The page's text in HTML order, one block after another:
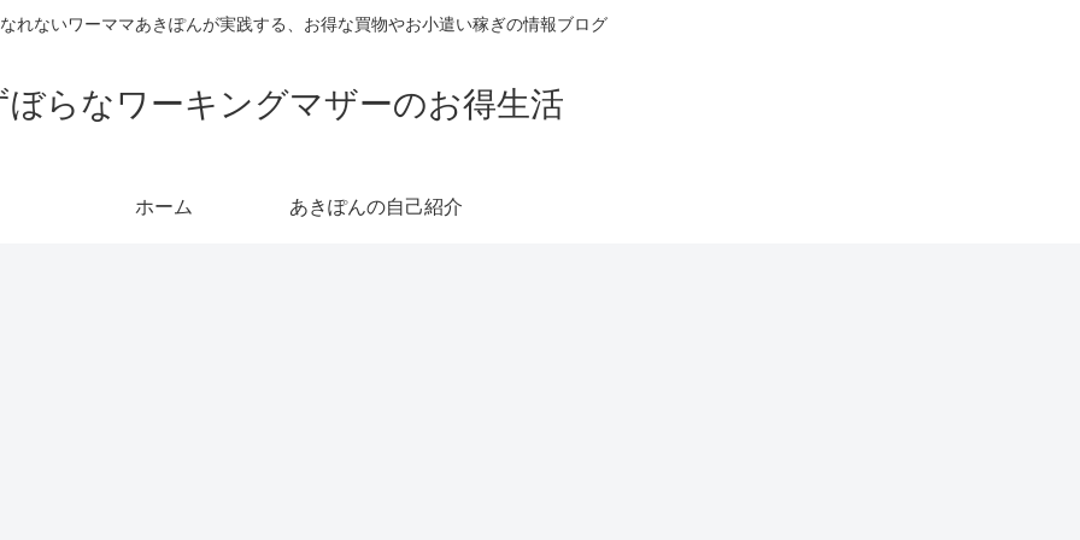
れないワーママあきぽんが実践する、お得な買物やお小遣い稼ぎの情報ブログ
ぼらなワーキングマザーのお得生活
ホーム あきぽんの自己紹介